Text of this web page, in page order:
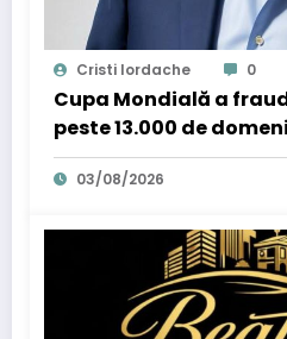
Cristi Iordache 0
Cupa Mondială a
peste 13.000 de
și phishing în creștere
500%. Specialiștii
expuse, prin conturile
03/08/2026